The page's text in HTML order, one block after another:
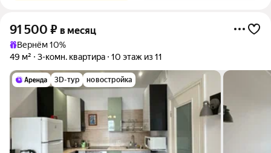
91 500 ₽ в месяц
Вернём 10%
49 м²
3-комн. квартира 10 этаж из 11
3D-тур новостройка